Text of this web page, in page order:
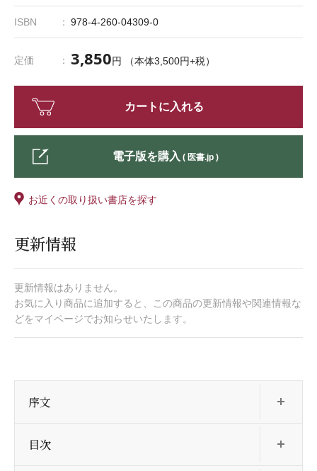
ISBN 978-4-260-04309-0
定価 3,850円 （本体3,500円+税）
カートに入れる
電子版を購入 ( 医書.jp )
お近くの取り扱い書店を探す
更新情報
更新情報はありません。
お気に入り商品に追加すると、この商品の更新情報や関連情報な
どをマイページでお知らせいたします。
序文
目次